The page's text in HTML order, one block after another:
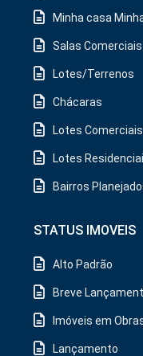
Minha casa
Salas Comerciais
Lotes/Terrenos
Chácaras
Lotes Comerciais
Lotes
Bairros
STATUS IMOVEIS
Alto Padrão
Breve
Imóveis em
Lançamento